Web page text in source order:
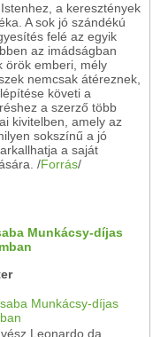
a keresztények
A sok jó szándékú
felé az egyik
az imádságban
örök emberi, mély
nemcsak átéreznek,
követi a
a szerző több
kivitelben, amely az
sokszínű a jó
a saját
/Forrás/
Munkácsy-díjas
Leonardo da